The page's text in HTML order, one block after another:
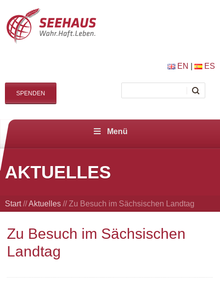
EN ES
SPENDEN
Menü
AKTUELLES
Start//Aktuelles //Zu Besuch im Sächsischen Landtag
Zu Besuch im Sächsischen
Landtag